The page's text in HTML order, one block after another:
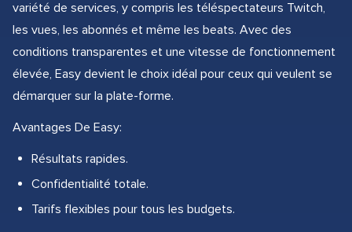
variété de services, y compris les téléspectateurs Twitch,
les vues, les abonnés et même les beats. Avec des
conditions transparentes et une vitesse de fonctionnement
élevée, Easy devient le choix idéal pour ceux qui veulent se
démarquer sur la plate-forme.
Avantages De Easy:
Résultats rapides.
Confidentialité totale.
Tarifs flexibles pour tous les budgets.